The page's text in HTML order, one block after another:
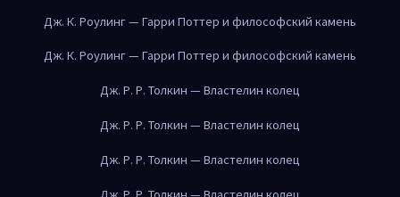
Дж. К. Роулинг — Гарри Поттер и философский камень
Дж. К. Роулинг — Гарри Поттер и философский камень
Дж. Р. Р. Толкин — Властелин колец
Дж. Р. Р. Толкин — Властелин колец
Дж. Р. Р. Толкин — Властелин колец
Дж. Р. Р. Толкин — Властелин колец